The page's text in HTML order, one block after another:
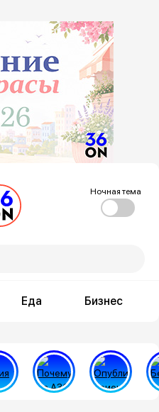
Ночная тема
Еда Бизнес